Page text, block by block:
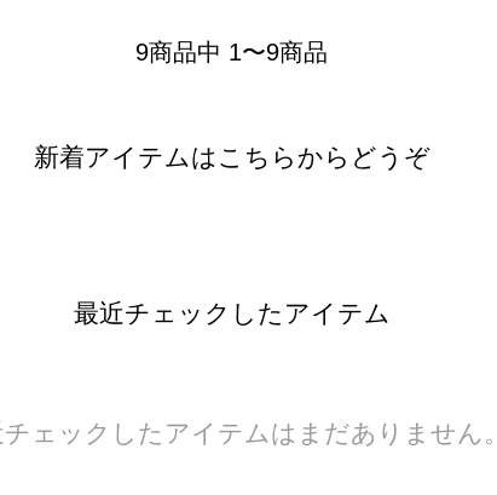
9商品中 1〜9商品
新着アイテムはこちらからどうぞ
最近チェックしたアイテム
チェックしたアイテムはまだありません。